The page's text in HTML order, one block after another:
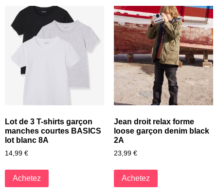
Lot de 3 T-shirts garçon
manches courtes BASICS
lot blanc 8A
14,99 €
Achetez
Jean droit relax forme
loose garçon denim black
2A
23,99 €
Achetez